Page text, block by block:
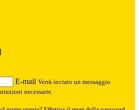
E-mail Verrà inviato un messaggio
necessarie.